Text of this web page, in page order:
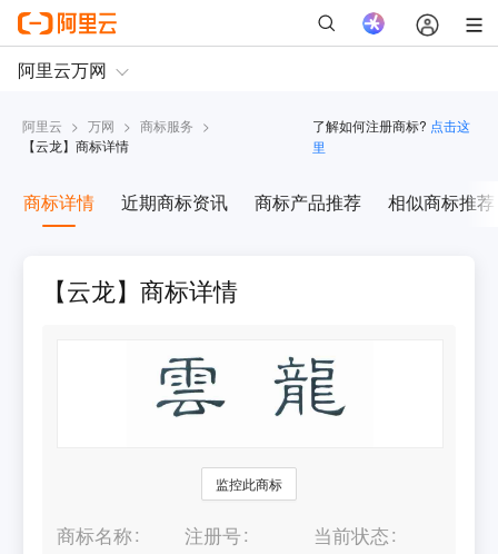
阿里云 > 万网 > 商标服务 >
【云龙】商标详情
了解如何注册商标? 点击这
里
商标详情 近期商标资讯 商标产品推荐 相似商标推荐
【云龙】商标详情
监控此商标
商标名称
注册号
当前状态